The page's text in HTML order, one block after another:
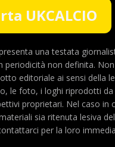
UKCALCIO
una testata
periodicità non definita.
editoriale ai sensi della
le foto, i loghi riprodotti
proprietari. Nel caso in
sia ritenuta lesiva
per la loro